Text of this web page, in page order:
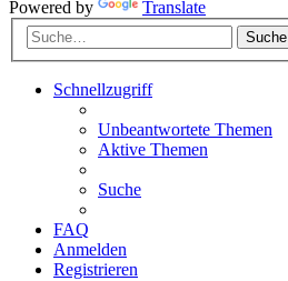
Powered by Translate
Suche
Schnellzugriff
Unbeantwortete Themen
Aktive Themen
Suche
FAQ
Anmelden
Registrieren